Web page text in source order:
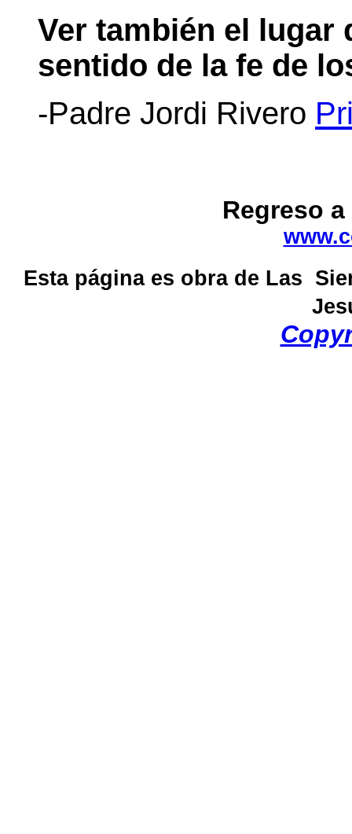
Ver también el lugar
sentido de la fe de
-Padre Jordi Rivero
Regreso
Esta página es obra de Las